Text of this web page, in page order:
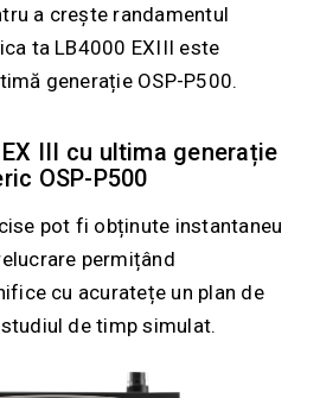
a crește randamentul
ta LB4000 EXIII este
generație OSP-P500.
EX III cu ultima generație
OSP-P500
pot fi obținute instantaneu
permițând
cu acuratețe un plan de
de timp simulat.